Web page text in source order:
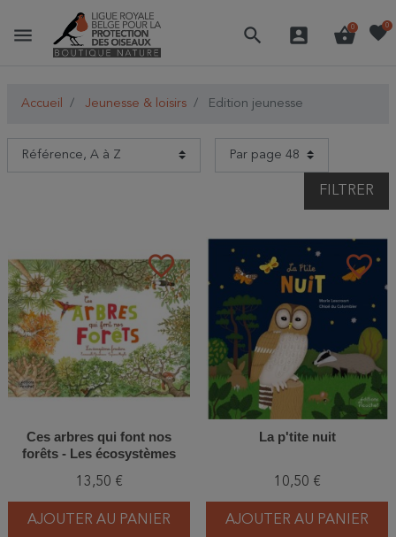
menu search account_box shopping_basket
0 favorite0
Accueil Jeunesse & loisirs Edition jeunesse
FILTRER
favorite_border
Ces arbres qui font nos
forêts - Les écosystèmes
13,50 €
AJOUTER AU PANIER
favorite_border
La p'tite nuit
10,50 €
AJOUTER AU PANIER